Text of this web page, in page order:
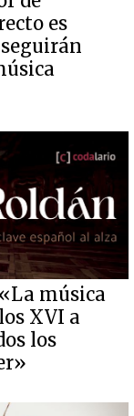
es
música
XVI a
los